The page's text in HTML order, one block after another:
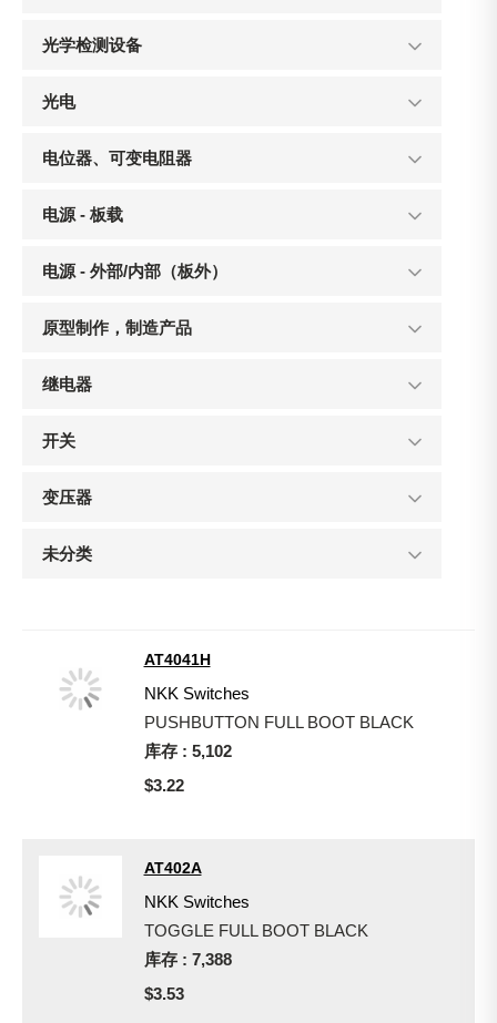
光学检测设备
光电
电位器、可变电阻器
电源 - 板载
电源 - 外部/内部（板外）
原型制作，制造产品
继电器
开关
变压器
未分类
AT4041H
NKK Switches
PUSHBUTTON FULL BOOT BLACK
库存 : 5,102
$3.22
AT402A
NKK Switches
TOGGLE FULL BOOT BLACK
库存 : 7,388
$3.53